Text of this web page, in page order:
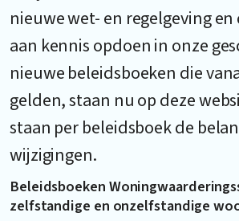
nieuwe wet- en regelgeving
aan kennis opdoen in onze
nieuwe beleidsboeken die
gelden, staan nu op deze
staan per beleidsboek de
wijzigingen.
Beleidsboeken
zelfstandige en onzelfstandige